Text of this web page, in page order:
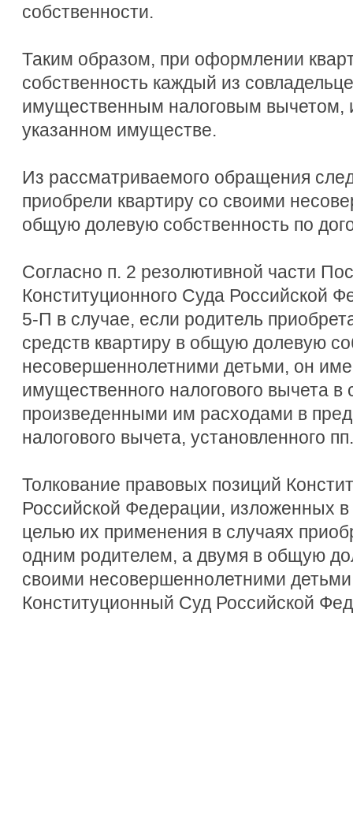
собственности.
Таким образом, при оформлении
собственность каждый из
имущественным налоговым вычетом,
указанном имуществе.
Из рассматриваемого обращения
приобрели квартиру со своими
общую долевую собственность по
Согласно п. 2 резолютивной части
Конституционного Суда Российской
5-П в случае, если родитель
средств квартиру в общую долевую
несовершеннолетними детьми, он
имущественного налогового вычета в
произведенными им расходами в
налогового вычета, установленного
Толкование правовых позиций
Российской Федерации, изложенных
целью их применения в случаях
одним родителем, а двумя в общую
своими несовершеннолетними
Конституционный Суд Российской